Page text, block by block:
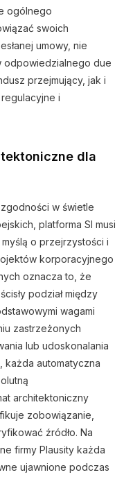
ogólnego
swoich
umowy, nie
odpowiedzialnego due
przejmujący, jak i
i
dla
w świetle
platforma SI musi
o przejrzystości i
korporacyjnego
oznacza to, że
podział między
wagami
zastrzeżonych
lub udoskonalania
każda automatyczna
architektoniczny
zobowiązanie,
źródło. Na
firmy Plausity każda
ujawnione podczas